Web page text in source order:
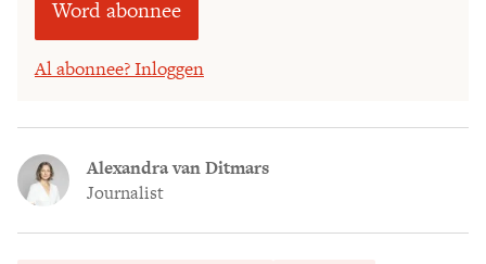
Word abonnee
Al abonnee? Inloggen
Alexandra van Ditmars
Journalist